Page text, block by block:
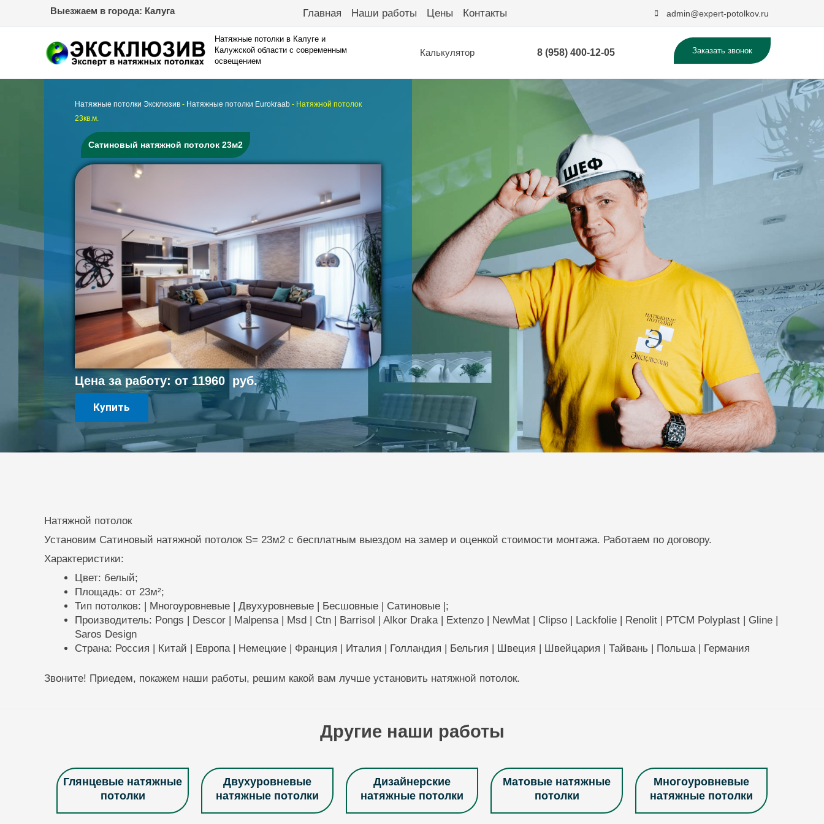
Выезжаем в города: Калуга Главная Наши работы Цены Контакты admin@expert-potolkov.ru
Натяжные потолки в Калуге и
Калужской области с современным
освещением
Калькулятор 8 (958) 400-12-05 Заказать звонок
Натяжные потолки Эксклюзив - Натяжные потолки Eurokraab - Натяжной потолок
23кв.м.
Сатиновый натяжной потолок 23м2
Цена за работу: от 11960 руб.
потолок
23кв.м.
quantity
Купить
Натяжной потолок
Установим Сатиновый натяжной потолок S= 23м2 с бесплатным выездом на замер и оценкой стоимости монтажа. Работаем по договору.
Характеристики:
Цвет: белый;
Площадь: от 23м²;
Тип потолков: | Многоуровневые | Двухуровневые | Бесшовные | Сатиновые |;
Производитель: Pongs | Descor | Malpensa | Msd | Ctn | Barrisol | Alkor Draka | Extenzo | NewMat | Clipso | Lackfolie | Renolit | PTCM Polyplast | Gline |
Saros Design
Страна: Россия | Китай | Европа | Немецкие | Франция | Италия | Голландия | Бельгия | Швеция | Швейцария | Тайвань | Польша | Германия
Звоните! Приедем, покажем наши работы, решим какой вам лучше установить натяжной потолок.
Другие наши работы
Глянцевые натяжные
потолки
Двухуровневые
натяжные потолки
Дизайнерские
натяжные потолки
Матовые натяжные
потолки
Многоуровневые
натяжные потолки